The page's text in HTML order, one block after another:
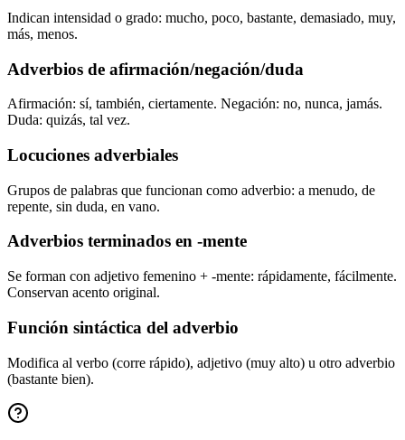
Indican intensidad o grado: mucho, poco, bastante, demasiado, muy,
más, menos.
Adverbios de afirmación/negación/duda
Afirmación: sí, también, ciertamente. Negación: no, nunca, jamás.
Duda: quizás, tal vez.
Locuciones adverbiales
Grupos de palabras que funcionan como adverbio: a menudo, de
repente, sin duda, en vano.
Adverbios terminados en -mente
Se forman con adjetivo femenino + -mente: rápidamente, fácilmente.
Conservan acento original.
Función sintáctica del adverbio
Modifica al verbo (corre rápido), adjetivo (muy alto) u otro adverbio
(bastante bien).